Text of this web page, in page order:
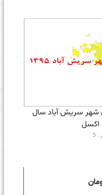
شهر سریش آباد سال
5